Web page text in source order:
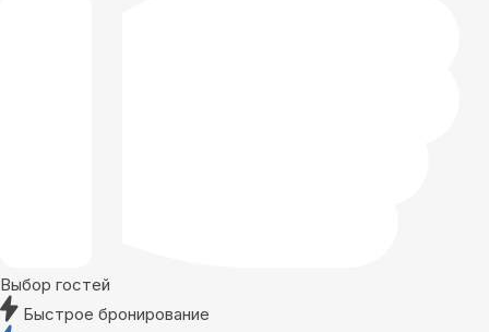
Выбор гостей
Быстрое бронирование